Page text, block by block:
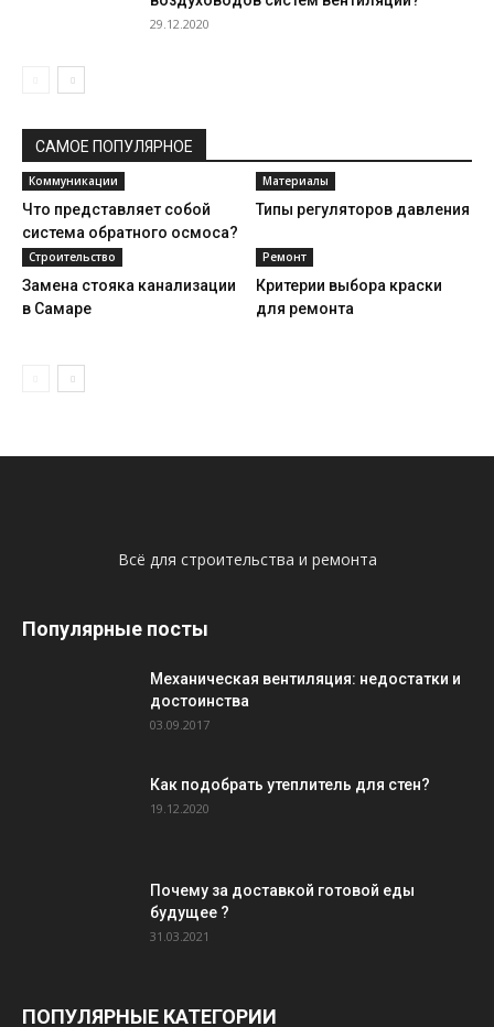
29.12.2020
САМОЕ ПОПУЛЯРНОЕ
Коммуникации
Что представляет собой
система обратного осмоса?
Материалы
Типы регуляторов давления
Строительство
Замена стояка канализации
в Самаре
Ремонт
Критерии выбора краски
для ремонта
Всё для строительства и ремонта
Популярные посты
Механическая вентиляция: недостатки и
достоинства
03.09.2017
Как подобрать утеплитель для стен?
19.12.2020
Почему за доставкой готовой еды
будущее ?
31.03.2021
ПОПУЛЯРНЫЕ КАТЕГОРИИ